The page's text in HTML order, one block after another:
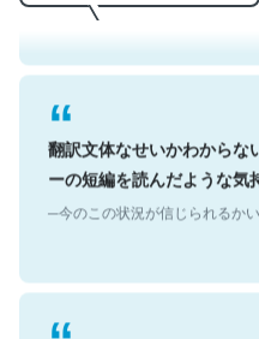
翻訳文体なせいかわからな
ーの短編を読んだような気
─今のこの状況が信じられるか